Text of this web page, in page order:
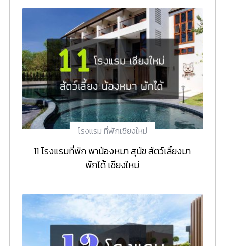
โรงแรม ที่พักเชียงใหม่
11 โรงแรมที่พัก พาน้องหมา สุนัข สัตว์เลี้ยงมา
พักได้ เชียงใหม่